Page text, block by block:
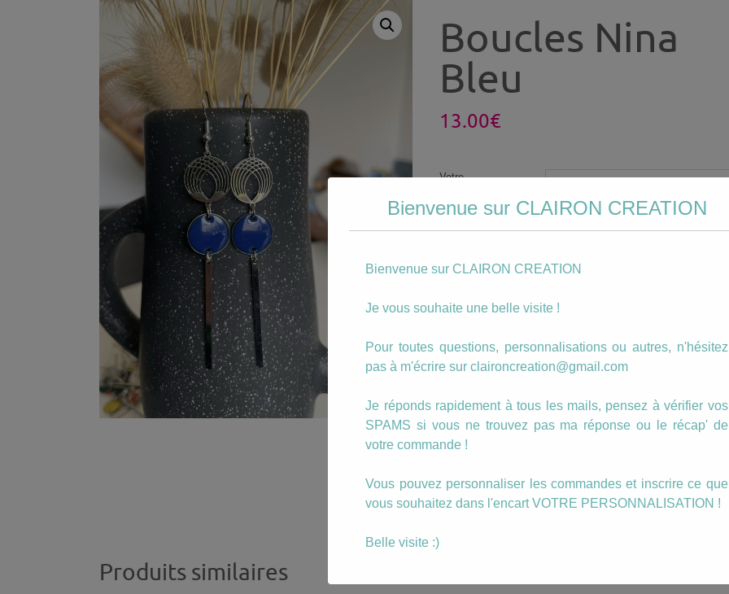
Boucles Nina
Bleu
13.00€
Votre
Photo personnalisée
quantité
Boucles
Étiquettes :boucle,nina
Description
Nouvelle paire de Boucles d’oreilles Nina !
Elle existe en plusieurs coloris.
Produits similaires
Bienvenue sur CLAIRON CREATION
Bienvenue sur CLAIRON CREATION
Je vous souhaite une belle visite !
Pour toutes questions, personnalisations ou autres, n'hésitez
pas à m'écrire sur claironcreation@gmail.com
Je réponds rapidement à tous les mails, pensez à vérifier vos
SPAMS si vous ne trouvez pas ma réponse ou le récap' de
votre commande !
Vous pouvez personnaliser les commandes et inscrire ce que
vous souhaitez dans l'encart VOTRE PERSONNALISATION !
Belle visite :)